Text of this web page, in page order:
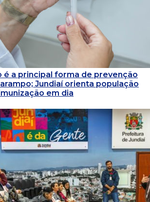
é a principal forma de prevenção
Jundiaí orienta população
em dia